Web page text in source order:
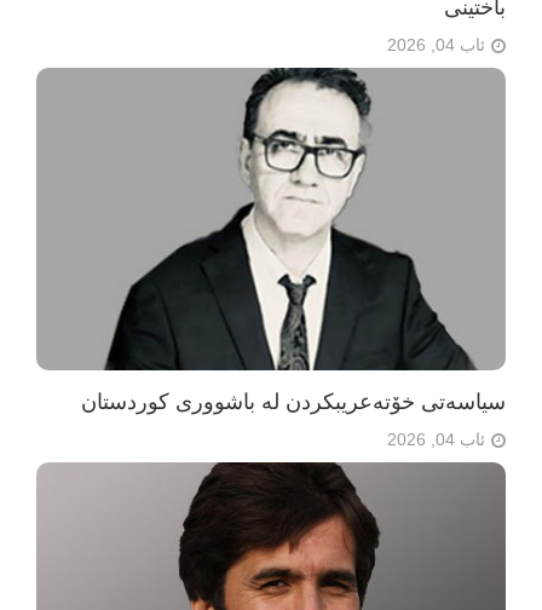
باختینی
ئاب 04, 2026
سیاسەتی خۆتەعریبکردن لە باشووری کوردستان
ئاب 04, 2026